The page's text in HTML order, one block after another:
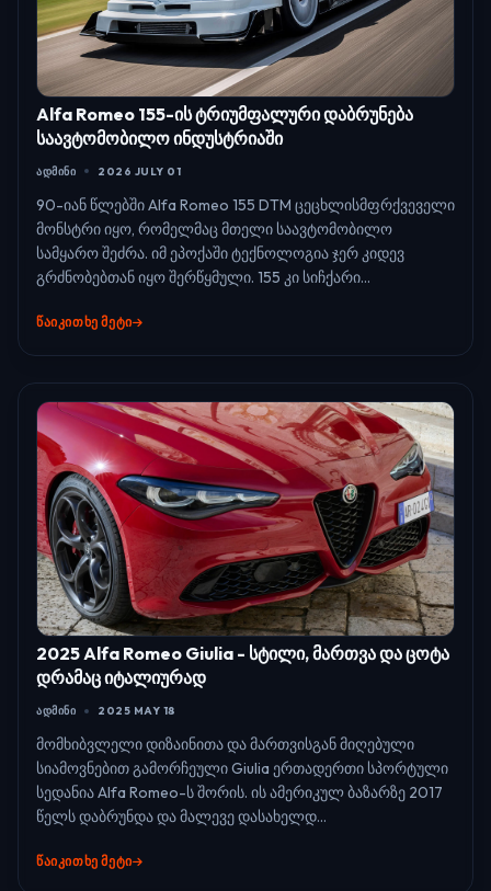
Alfa Romeo 155-ის ტრიუმფალური დაბრუნება
საავტომობილო ინდუსტრიაში
ᲐᲓᲛᲘᲜᲘ 2026 JULY 01
90-იან წლებში Alfa Romeo 155 DTM ცეცხლისმფრქვეველი
მონსტრი იყო, რომელმაც მთელი საავტომობილო
სამყარო შეძრა. იმ ეპოქაში ტექნოლოგია ჯერ კიდევ
გრძნობებთან იყო შერწყმული. 155 კი სიჩქარი...
ᲬᲐᲘᲙᲘᲗᲮᲔ ᲛᲔᲢᲘ
2025 Alfa Romeo Giulia - სტილი, მართვა და ცოტა
დრამაც იტალიურად
ᲐᲓᲛᲘᲜᲘ 2025 MAY 18
მომხიბვლელი დიზაინითა და მართვისგან მიღებული
სიამოვნებით გამორჩეული Giulia ერთადერთი სპორტული
სედანია Alfa Romeo-ს შორის. ის ამერიკულ ბაზარზე 2017
წელს დაბრუნდა და მალევე დასახელდ...
ᲬᲐᲘᲙᲘᲗᲮᲔ ᲛᲔᲢᲘ